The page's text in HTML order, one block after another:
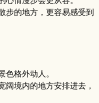
步的地方，更容易感受到
格外动人。
阔境内的地方安排进去，